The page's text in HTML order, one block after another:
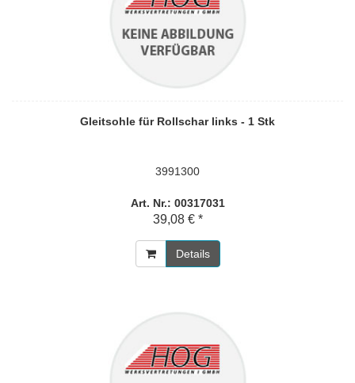
Gleitsohle für Rollschar links - 1 Stk
3991300
Art. Nr.: 00317031
39,08 € *
Details